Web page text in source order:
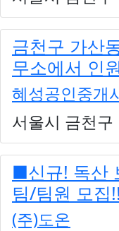
금천구 가산
무소에서 인
혜성공인중개
서울시 금천구
■신규! 독산
팀/팀원 모집!!
(주)도온